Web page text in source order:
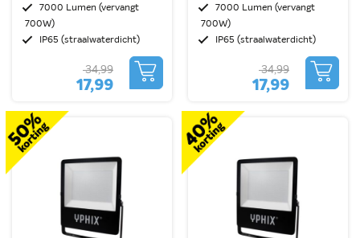
7000 Lumen (vervangt
700W)
IP65 (straalwaterdicht)
17,99
34,99
7000 Lumen (vervangt
700W)
IP65 (straalwaterdicht)
17,99
34,99